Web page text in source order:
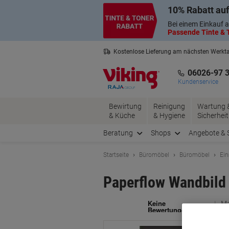
10% Rabatt
Bei einem Einkauf
Passende Tinte &
Kostenlose Lieferung am nächsten
06026-97
Kundenservice
Bewirtung
& Küche
Reinigung
& Hygiene
Wartung
Sicherheit
Beratung Shops Angebote &
Startseite Büromöbel Büromöbel
Paperflow